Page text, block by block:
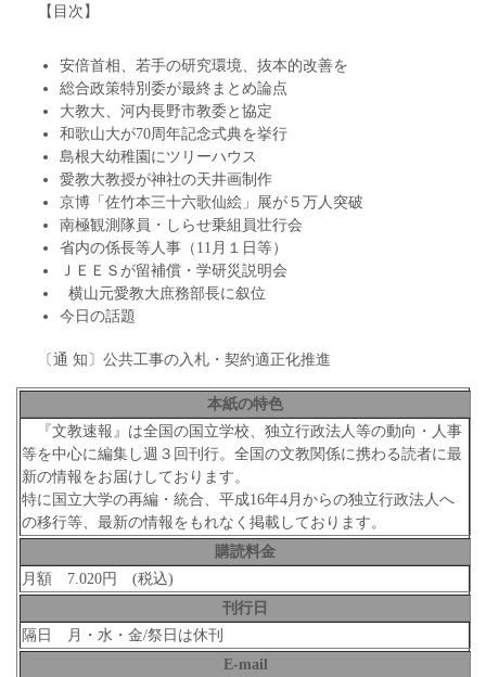
【目次】
安倍首相、若手の研究環境、抜本的改善を
総合政策特別委が最終まとめ論点
大教大、河内長野市教委と協定
和歌山大が70周年記念式典を挙行
島根大幼稚園にツリーハウス
愛教大教授が神社の天井画制作
京博「佐竹本三十六歌仙絵」展が５万人突破
南極観測隊員・しらせ乗組員壮行会
省内の係長等人事（11月１日等）
ＪＥＥＳが留補償・学研災説明会
横山元愛教大庶務部長に叙位
今日の話題
〔通 知〕公共工事の入札・契約適正化推進
本紙の特色
『文教速報』は全国の国立学校、独立行政法人等の動向・人事
等を中心に編集し週３回刊行。全国の文教関係に携わる読者に最
新の情報をお届けしております。
特に国立大学の再編・統合、平成16年4月からの独立行政法人へ
の移行等、最新の情報をもれなく掲載しております。
購読料金
月額 7.020円 (税込)
刊行日
隔日 月・水・金/祭日は休刊
E-mail